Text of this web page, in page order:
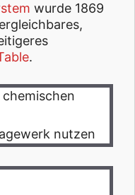
wurde 1869
.
nutzen